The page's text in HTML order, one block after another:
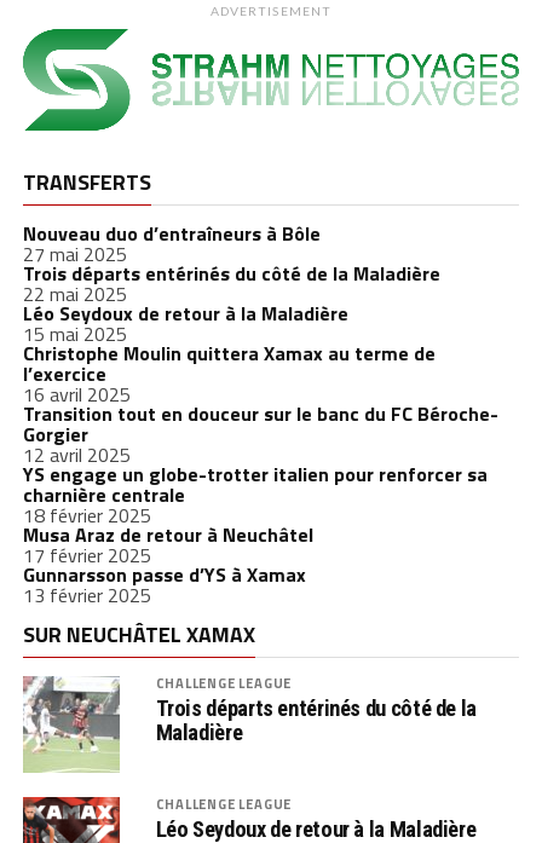
ADVERTISEMENT
TRANSFERTS
Nouveau duo d’entraîneurs à Bôle
27 mai 2025
Trois départs entérinés du côté de la Maladière
22 mai 2025
Léo Seydoux de retour à la Maladière
15 mai 2025
Christophe Moulin quittera Xamax au terme de
l’exercice
16 avril 2025
Transition tout en douceur sur le banc du FC Béroche-
Gorgier
12 avril 2025
YS engage un globe-trotter italien pour renforcer sa
charnière centrale
18 février 2025
Musa Araz de retour à Neuchâtel
17 février 2025
Gunnarsson passe d’YS à Xamax
13 février 2025
SUR NEUCHÂTEL XAMAX
CHALLENGE LEAGUE
Trois départs entérinés du côté de la
Maladière
CHALLENGE LEAGUE
Léo Seydoux de retour à la Maladière